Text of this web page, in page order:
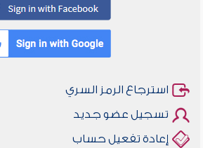
استرجاع الرمز السري
تسجيل عضو جديد
إعادة تفعيل حساب